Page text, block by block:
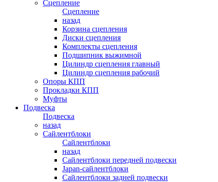
Сцепление
Сцепление
назад
Корзина сцепления
Диски сцепления
Комплекты сцепления
Подшипник выжимной
Цилиндр сцепления главный
Цилиндр сцепления рабочий
Опоры КПП
Прокладки КПП
Муфты
Подвеска
Подвеска
назад
Сайлентблоки
Сайлентблоки
назад
Сайлентблоки передней подвески
Japan-сайлентблоки
Сайлентблоки задней подвески